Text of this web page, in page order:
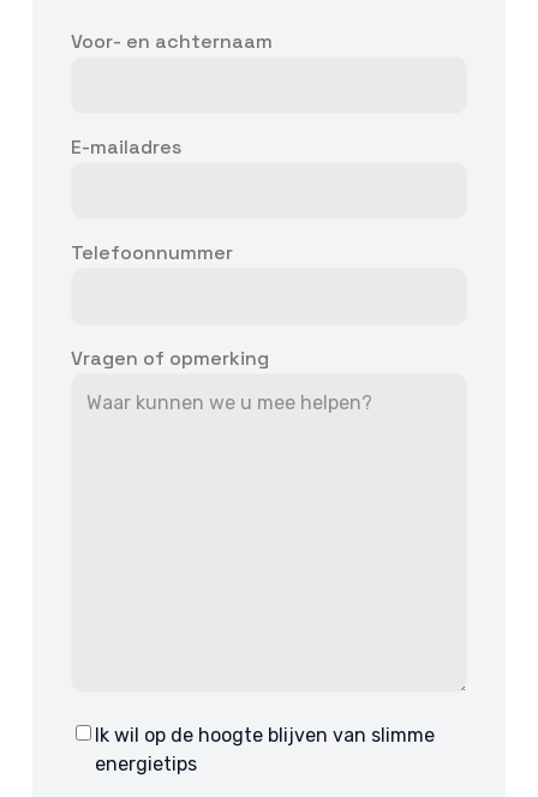
Voor- en achternaam
E-mailadres
Telefoonnummer
Vragen of opmerking
Consent
Ik wil op de hoogte blijven van slimme
energietips